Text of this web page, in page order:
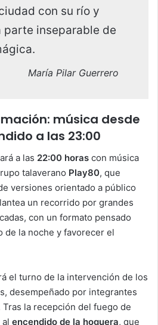
con su río y
parte inseparable de
María Pilar Guerrero
música desde
a las 23:00
a las 22:00 horas con música
talaverano Play80, que
versiones orientado a público
un recorrido por grandes
con un formato pensado
de la noche y favorecer el
el turno de la intervención de los
desempeñado por integrantes
Tras la recepción del fuego de
encendido de la hoguera, que